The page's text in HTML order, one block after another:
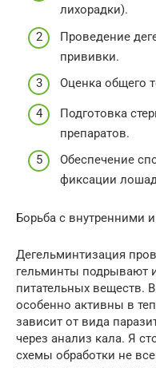
лихорадки).
Проведение
прививки.
Оценка общего
Подготовка
препаратов.
Обеспечение
фиксации
Борьба с внутренними
Дегельминтизация
гельминты подрывают
питательных веществ.
особенно активны в
зависит от вида
через анализ кала. Я
схемы обработки не